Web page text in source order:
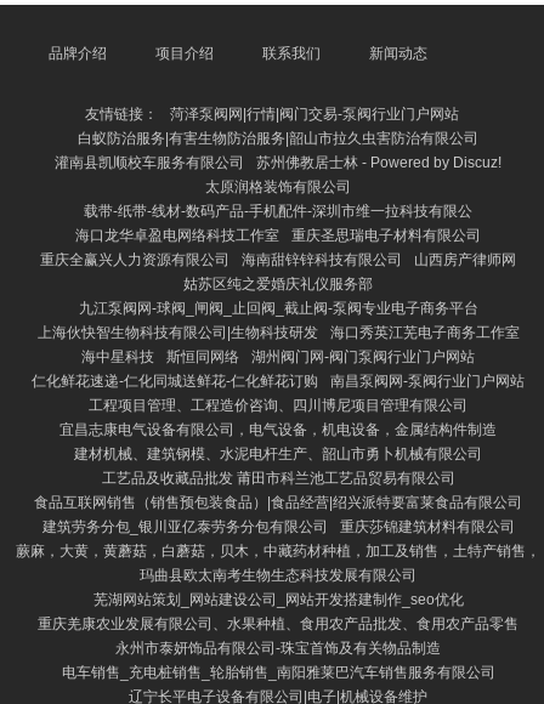
品牌介绍 项目介绍 联系我们 新闻动态
友情链接：
菏泽泵阀网|行情|阀门交易-泵阀行业门户网站
白蚁防治服务|有害生物防治服务|韶山市拉久虫害防治有限公司
灌南县凯顺校车服务有限公司
苏州佛教居士林 - Powered by Discuz!
太原润格装饰有限公司
载带-纸带-线材-数码产品-手机配件-深圳市维一拉科技有限公
海口龙华卓盈电网络科技工作室
重庆圣思瑞电子材料有限公司
重庆全赢兴人力资源有限公司
海南甜锌锌科技有限公司
山西房产律师网
姑苏区纯之爱婚庆礼仪服务部
九江泵阀网-球阀_闸阀_止回阀_截止阀-泵阀专业电子商务平台
上海伙快智生物科技有限公司|生物科技研发
海口秀英江芜电子商务工作室
海中星科技
斯恒同网络
湖州阀门网-阀门泵阀行业门户网站
仁化鲜花速递-仁化同城送鲜花-仁化鲜花订购
南昌泵阀网-泵阀行业门户网站
工程项目管理、工程造价咨询、四川博尼项目管理有限公司
宜昌志康电气设备有限公司，电气设备，机电设备，金属结构件制造
建材机械、建筑钢模、水泥电杆生产、韶山市勇卜机械有限公司
工艺品及收藏品批发 莆田市科兰池工艺品贸易有限公司
食品互联网销售（销售预包装食品）|食品经营|绍兴派特要富莱食品有限公司
建筑劳务分包_银川亚亿泰劳务分包有限公司
重庆莎锦建筑材料有限公司
蕨麻，大黄，黄蘑菇，白蘑菇，贝木，中藏药材种植，加工及销售，土特产销售，
玛曲县欧太南考生物生态科技发展有限公司
芜湖网站策划_网站建设公司_网站开发搭建制作_seo优化
重庆羌康农业发展有限公司、水果种植、食用农产品批发、食用农产品零售
永州市泰妍饰品有限公司-珠宝首饰及有关物品制造
电车销售_充电桩销售_轮胎销售_南阳雅莱巴汽车销售服务有限公司
辽宁长平电子设备有限公司|电子|机械设备维护